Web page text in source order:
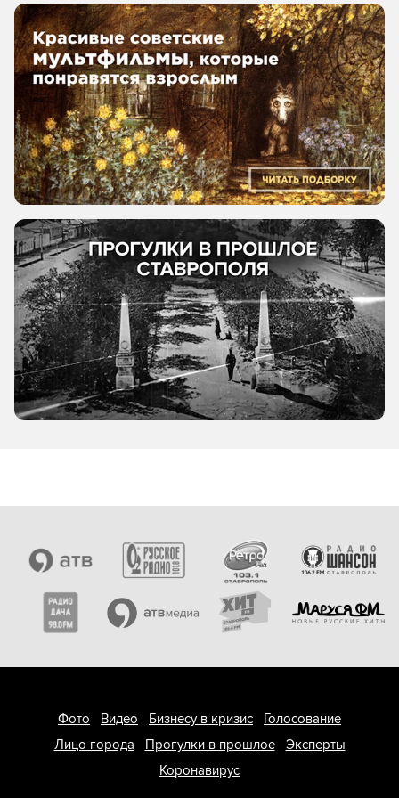
Фото Видео Бизнесу в кризис
Голосование
Лицо города
Прогулки в прошлое
Эксперты
Коронавирус